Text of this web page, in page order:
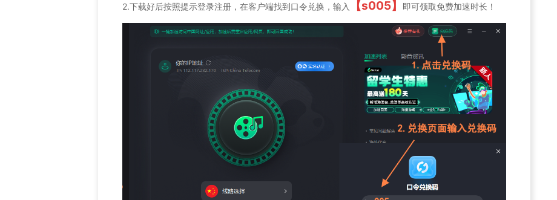
2.下载好后按照提示登录注册，在客户端找到口令兑换，输入 【s005】 即可领取免费加速时长！